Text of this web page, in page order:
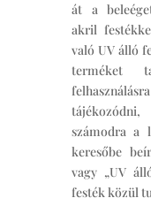
át a
akril
való UV álló
terméket
számodra a
keresőbe
vagy „UV
festék közül